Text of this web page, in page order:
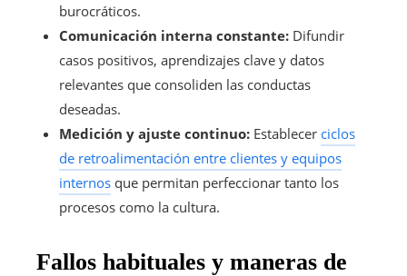
burocráticos.
Comunicación interna constante: Difundir
casos positivos, aprendizajes clave y datos
relevantes que consoliden las conductas
deseadas.
Medición y ajuste continuo: Establecer ciclos
de retroalimentación entre clientes y equipos
internos que permitan perfeccionar tanto los
procesos como la cultura.
Fallos habituales y maneras de